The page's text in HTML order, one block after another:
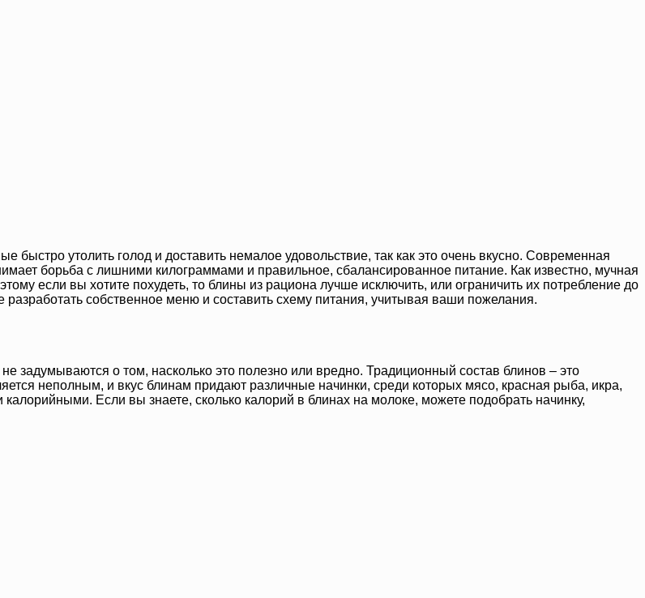
утолить голод и доставить немалое удовольствие, так как это очень вкусно. Современная
борьба с лишними килограммами и правильное, сбалансированное питание. Как известно, мучная
если вы хотите похудеть, то блины из рациона лучше исключить, или ограничить их потребление до
собственное меню и составить схему питания, учитывая ваши пожелания.
задумываются о том, насколько это полезно или вредно. Традиционный состав блинов – это
неполным, и вкус блинам придают различные начинки, среди которых мясо, красная рыба, икра,
Если вы знаете, сколько калорий в блинах на молоке, можете подобрать начинку,